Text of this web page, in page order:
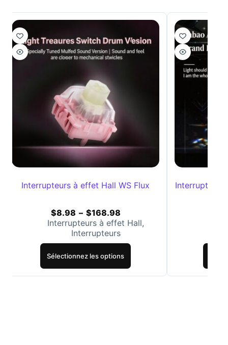
Interrupteurs à effet Hall WS Flux
$8.98 – $168.98
Interrupteurs à effet Hall,
Interrupteurs
Sélectionnez les options
Interrupteurs